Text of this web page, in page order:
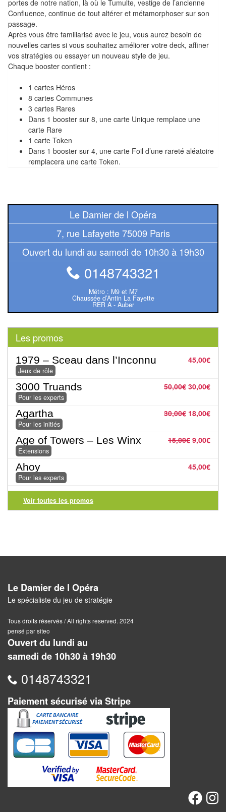
Pour
les
initiés
Pour
les
experts
En
solitaire
Pour
Gestion
Escape
Jeux
évolutifs
Jeux
abstraits
Extensions
Casse-
têtes
Accessoires
Backgammon
Jeux
Dames
jeux
–
multijeux
Cartes
traditionnelles
Jeu
de
Dés
Maquettes
portes de notre nation, là où le Tumulte, vestige de l’ancienne
Confluence, continue de tout altérer et métamorphoser sur son
passage.
Après vous être familiarisé avec le jeu, vous aurez besoin de
nouvelles cartes si vous souhaitez améliorer votre deck, affiner
vos stratégies ou essayer un nouveau style de jeu.
Chaque booster contient :
1 cartes Héros
8 cartes Communes
3 cartes Rares
Dans 1 booster sur 8, une carte Unique remplace une
carte Rare
1 carte Token
Dans 1 booster sur 4, une carte Foil d’une rareté aléatoire
remplacera une carte Token.
Le Damier de l Opéra
7, rue Lafayette 75009 Paris
Ouvert du lundi au samedi de 10h30 à 19h30
0148743321
Métro : M9 et M7
Chaussée d’Antin La Fayette
RER A - Auber
Les promos
45,00€
1979 – Sceau dans l’Inconnu
Jeux de rôle
50,00€ 30,00€
3000 Truands
Pour les experts
30,00€ 18,00€
Agartha
Pour les initiés
15,00€ 9,00€
Age of Towers – Les Winx
Extensions
45,00€
Ahoy
Pour les experts
Voir toutes les promos
Le Damier de l Opéra
Le spécialiste du jeu de stratégie
Tous droits réservés / All rights reserved. 2024
pensé par siteo
Ouvert du lundi au
samedi de 10h30 à 19h30
0148743321
Paiement sécurisé via Stripe